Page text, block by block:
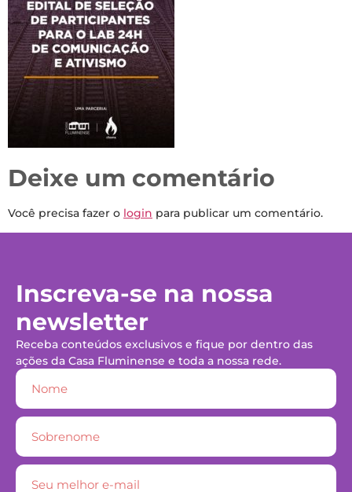
Deixe um comentário
Você precisa fazer o login para publicar um comentário.
Inscreva-se na nossa
newsletter
Receba conteúdos exclusivos e fique por dentro das
ações da Casa Fluminense e toda a nossa rede.